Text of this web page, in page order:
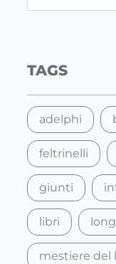
c
TAGS
adelphi
feltrinelli
giunti
libri
mestiere del